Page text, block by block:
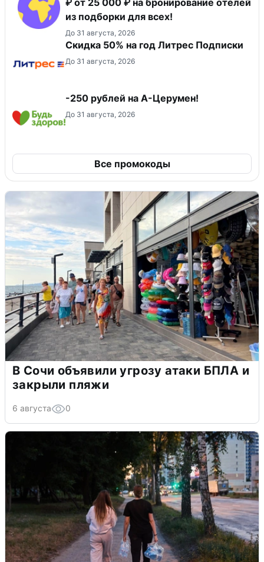
₽ от 25 000 ₽ на бронирование отелей
из подборки для всех!
До 31 августа, 2026
Скидка 50% на год Литрес Подписки
До 31 августа, 2026
-250 рублей на А-Церумен!
До 31 августа, 2026
Все промокоды
В Сочи объявили угрозу атаки БПЛА и
закрыли пляжи
6 августа 0